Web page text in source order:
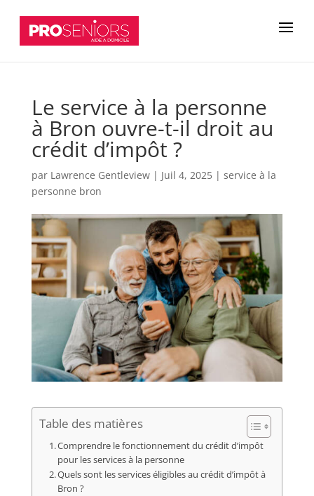
Le service à la personne
à Bron ouvre-t-il droit au
crédit d’impôt ?
par Lawrence Gentleview| Juil 4, 2025| service à la
personne bron
Table des matières
Comprendre le fonctionnement du crédit d’impôt
pour les services à la personne
Quels sont les services éligibles au crédit d’impôt à
Bron ?